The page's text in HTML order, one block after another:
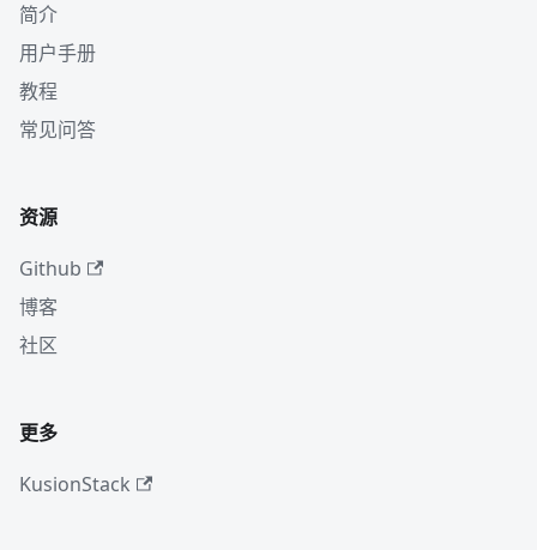
简介
用户手册
教程
常见问答
资源
Github
博客
社区
更多
KusionStack